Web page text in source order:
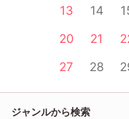
13 14
20
21
27
28
ジャンルから検索